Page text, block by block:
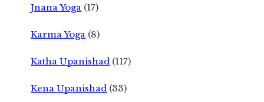
Jnana Yoga (17)
Karma Yoga (8)
Katha Upanishad (117)
Kena Upanishad (33)